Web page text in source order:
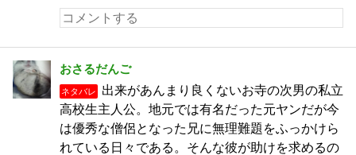
おさるだんご
ネタバレ
出来があんまり良くないお寺の次男の私立
高校生主人公。地元では有名だった元ヤンだが今
は優秀な僧侶となった兄に無理難題をふっかけら
れている日々である。そんな彼が助けを求めるの